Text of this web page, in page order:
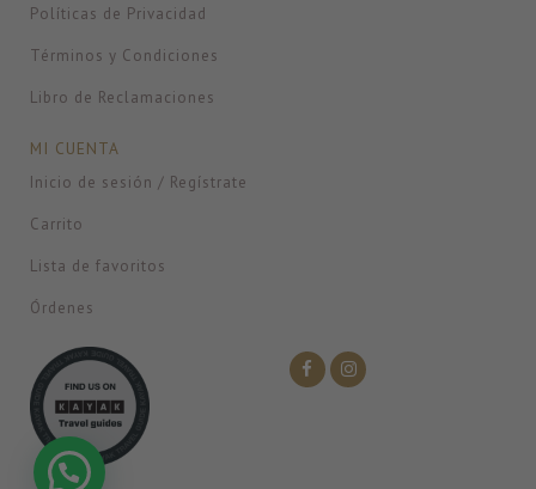
Políticas de Privacidad
Términos y Condiciones
Libro de Reclamaciones
MI CUENTA
Inicio de sesión / Regístrate
Carrito
Lista de favoritos
Órdenes